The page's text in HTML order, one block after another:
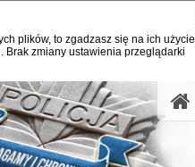
plików, to zgadzasz się na ich użycie
zmiany ustawienia przeglądarki